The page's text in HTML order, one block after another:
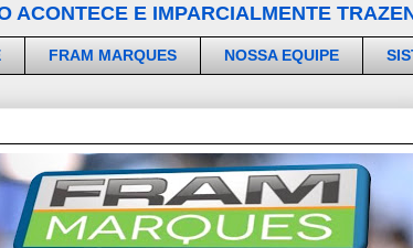
ACONTECE E IMPARCIALMENTE
FRAM MARQUES NOSSA EQUIPE